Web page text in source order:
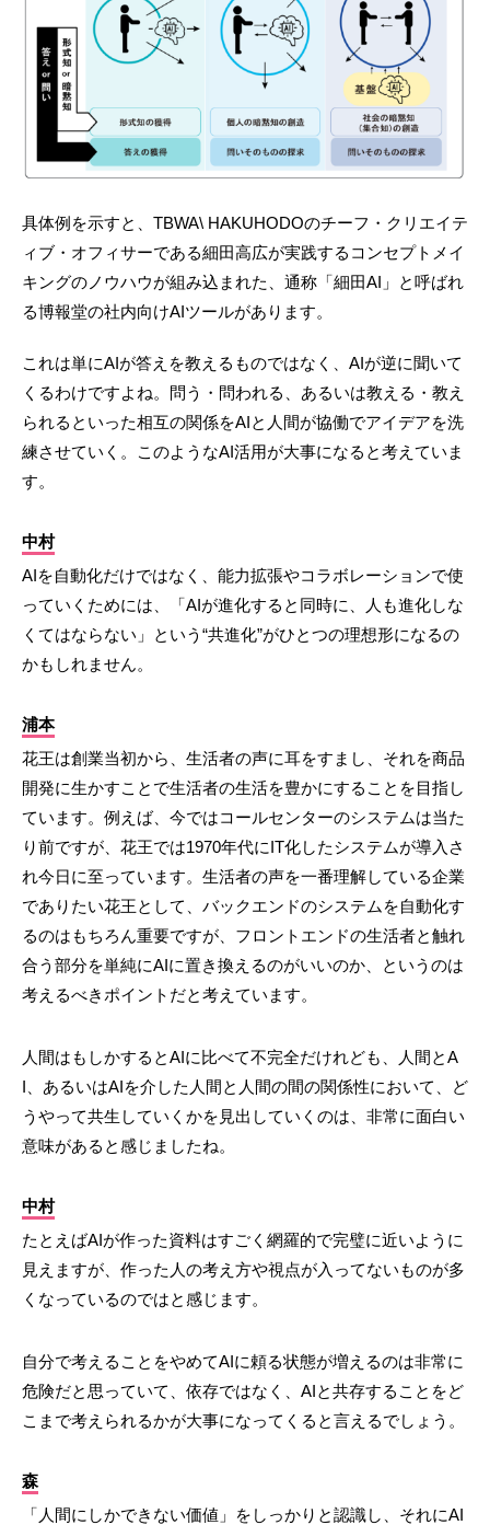
具体例を示すと、TBWA\ HAKUHODOのチーフ・クリエイテ
ィブ・オフィサーである細田高広が実践するコンセプトメイ
キングのノウハウが組み込まれた、通称「細田AI」と呼ばれ
る博報堂の社内向けAIツールがあります。
これは単にAIが答えを教えるものではなく、AIが逆に聞いて
くるわけですよね。問う・問われる、あるいは教える・教え
られるといった相互の関係をAIと人間が協働でアイデアを洗
練させていく。このようなAI活用が大事になると考えていま
す。
中村
AIを自動化だけではなく、能力拡張やコラボレーションで使
っていくためには、「AIが進化すると同時に、人も進化しな
くてはならない」という“共進化”がひとつの理想形になるの
かもしれません。
浦本
花王は創業当初から、生活者の声に耳をすまし、それを商品
開発に生かすことで生活者の生活を豊かにすることを目指し
ています。例えば、今ではコールセンターのシステムは当た
り前ですが、花王では1970年代にIT化したシステムが導入さ
れ今日に至っています。生活者の声を一番理解している企業
でありたい花王として、バックエンドのシステムを自動化す
るのはもちろん重要ですが、フロントエンドの生活者と触れ
合う部分を単純にAIに置き換えるのがいいのか、というのは
考えるべきポイントだと考えています。
人間はもしかするとAIに比べて不完全だけれども、人間とA
I、あるいはAIを介した人間と人間の間の関係性において、ど
うやって共生していくかを見出していくのは、非常に面白い
意味があると感じましたね。
中村
たとえばAIが作った資料はすごく網羅的で完璧に近いように
見えますが、作った人の考え方や視点が入ってないものが多
くなっているのではと感じます。
自分で考えることをやめてAIに頼る状態が増えるのは非常に
危険だと思っていて、依存ではなく、AIと共存することをど
こまで考えられるかが大事になってくると言えるでしょう。
森
「人間にしかできない価値」をしっかりと認識し、それにAI